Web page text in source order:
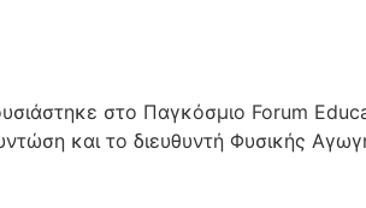
στο Παγκόσμιο Forum
και το διευθυντή Φυσικής